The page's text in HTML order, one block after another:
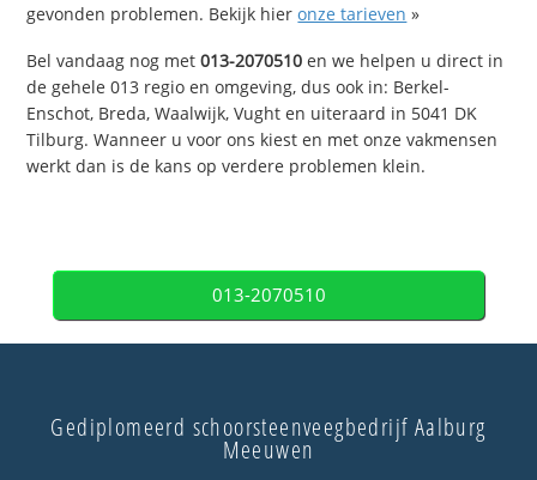
gevonden problemen. Bekijk hieronze tarieven »
Bel vandaag nog met013-2070510 en we helpen u direct in
de gehele 013 regio en omgeving, dus ook in: Berkel-
Enschot, Breda, Waalwijk, Vught en uiteraard in 5041 DK
Tilburg. Wanneer u voor ons kiest en met onze vakmensen
werkt dan is de kans op verdere problemen klein.
013-2070510
Gediplomeerd schoorsteenveegbedrijf Aalburg
Meeuwen